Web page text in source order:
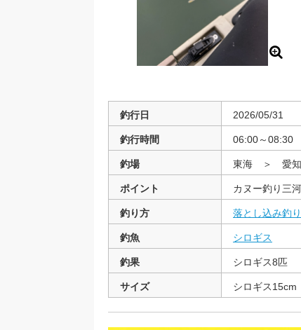
釣行日 2026/05/31
釣行時間 06:00～08:30
釣場 東海 ＞ 愛知
ポイント カヌー釣り三
釣り方 落とし込み釣り
釣魚 シロギス
釣果 シロギス8匹
サイズ シロギス15cm